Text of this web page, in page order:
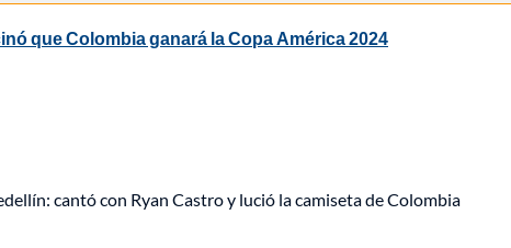
que Colombia ganará la Copa América 2024
cantó con Ryan Castro y lució la camiseta de Colombia